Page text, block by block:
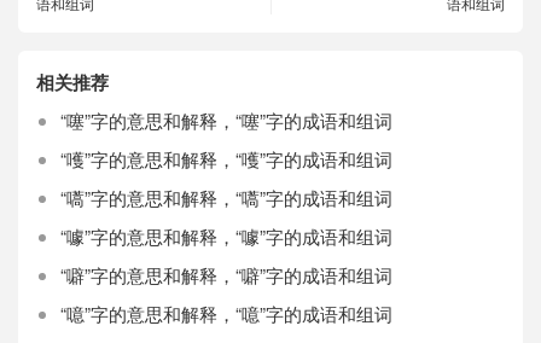
相关推荐
“噻”字的意思和解释，“噻”字的成语和组词
“嚄”字的意思和解释，“嚄”字的成语和组词
“嚆”字的意思和解释，“嚆”字的成语和组词
“噱”字的意思和解释，“噱”字的成语和组词
“噼”字的意思和解释，“噼”字的成语和组词
“噫”字的意思和解释，“噫”字的成语和组词